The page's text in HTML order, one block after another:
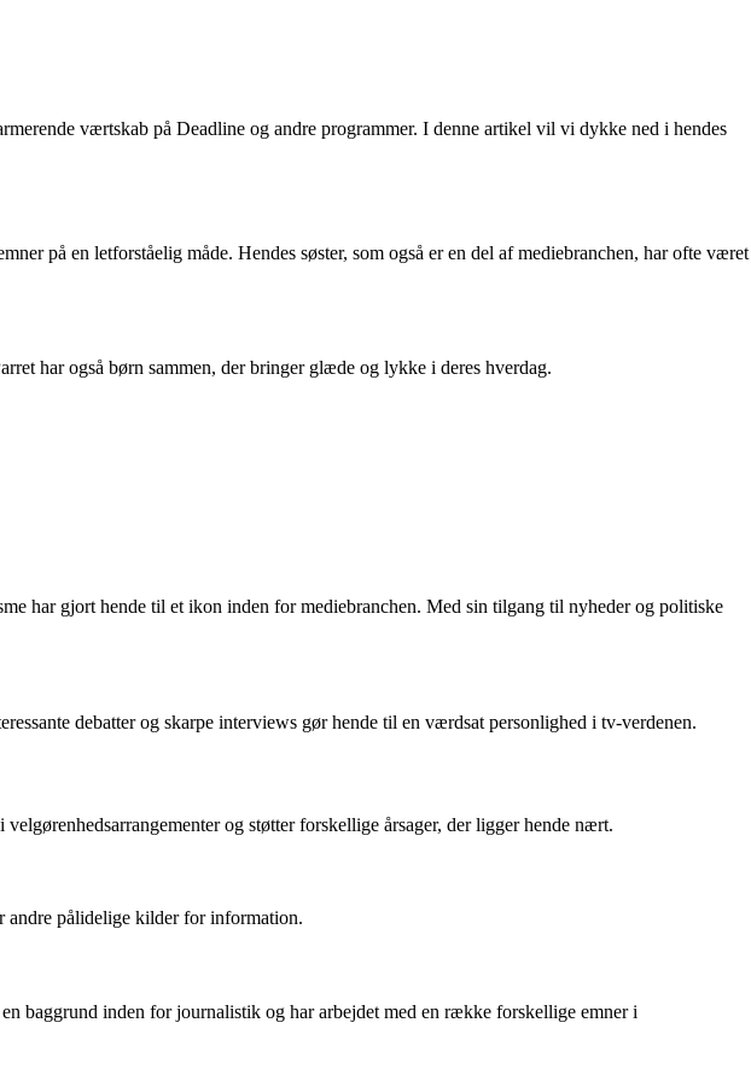
værtskab på Deadline og andre programmer. I denne artikel vil vi dykke ned i hendes
på en letforståelig måde. Hendes søster, som også er en del af mediebranchen, har ofte været
har også børn sammen, der bringer glæde og lykke i deres hverdag.
har gjort hende til et ikon inden for mediebranchen. Med sin tilgang til nyheder og politiske
debatter og skarpe interviews gør hende til en værdsat personlighed i tv-verdenen.
og støtter forskellige årsager, der ligger hende nært.
andre pålidelige kilder for information.
baggrund inden for journalistik og har arbejdet med en række forskellige emner i